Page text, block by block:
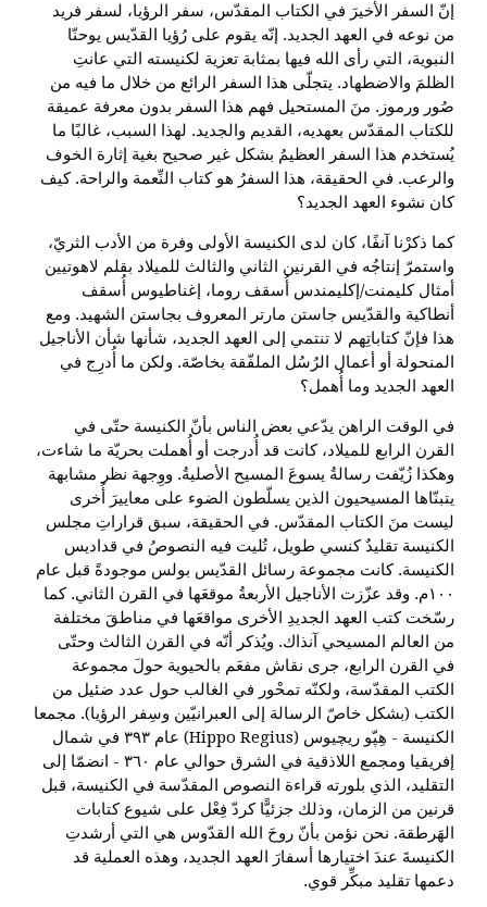
إنّ السفر الأخيرَ في الكتاب المقدّس، سفر الرؤيا، لسفر فريد
من نوعه في العهد الجديد. إنّه يقوم على رُؤيا القدّيس يوحنّا
النبوية، التي رأى الله فيها بمثابة تعزية لكنيسته التي عانتِ
الظلمَ والاضطهاد. يتجلّى هذا السفر الرائع من خلال ما فيه من
صُور ورموز. منَ المستحيل فهم هذا السفر بدون معرفة عميقة
للكتاب المقدّس بعهديه، القديم والجديد. لهذا السبب، غالبًا ما
يُستخدم هذا السفر العظيمُ بشكل غير صحيح بغية إثارة الخوف
والرعب. في الحقيقة، هذا السفرُ هو كتاب النِّعمة والراحة. كيف
كان نشوء العهد الجديد؟
كما ذكرْنا آنفًا، كان لدى الكنيسة الأولى وفرة من الأدب الثريّ،
واستمرّ إنتاجُه في القرنين الثاني والثالث للميلاد بقلم لاهوتيين
أمثال كليمنت/إكليمندس أُسقف روما، إغناطيوس أُسقف
أنطاكية والقدّيس جاستن مارتر المعروف بجاستن الشهيد. ومع
هذا فإنّ كتاباتِهم لا تنتمي إلى العهد الجديد، شأنها شأن الأناجيل
المنحولة أو أعمال الرُسُل الملفّقة بخاصّة. ولكن ما أُدرِج في
العهد الجديد وما أُهمل؟
في الوقت الراهن يدّعي بعض الناس بأنّ الكنيسة حتّى في
القرن الرابع للميلاد، كانت قد أُدرجت أو أُهملت بحريّة ما شاءت،
وهكذا زُيّفت رسالةُ يسوعَ المسيح الأصليةُ. ووِجهة نظر مشابهة
يتبنّاها المسيحيون الذين يسلّطون الضوء على معاييرَ أُخرى
ليست منَ الكتاب المقدّس. في الحقيقة، سبق قراراتِ مجلس
الكنيسة تقليدٌ كنسي طويل، تُليت فيه النصوصُ في قداديس
الكنيسة. كانت مجموعة رسائل القدّيس بولس موجودةً قبل عام
١٠٠م. وقد عزّزت الأناجيل الأربعةُ موقعَها في القرن الثاني. كما
رسّخت كتب العهد الجديدِ الأخرى مواقعَها في مناطقَ مختلفة
من العالم المسيحي آنذاك. ويُذكر أنّه في القرن الثالث وحتّى
في القرن الرابع، جرى نقاش مفعَم بالحيوية حولَ مجموعة
الكتب المقدّسة، ولكنّه تمحْور في الغالب حول عدد ضئيل من
الكتب (بشكل خاصّ الرسالة إلى العبرانيّين وسِفر الرؤيا). مجمعا
الكنيسة - هِپّو ريچيوس (Hippo Regius) عام ٣٩٣ في شمال
إفريقيا ومجمع اللاذقية في الشرق حوالي عام ٣٦٠ - انضمّا إلى
التقليد، الذي بلورته قراءة النصوص المقدّسة في الكنيسة، قبل
قرنين من الزمان، وذلك جزئيًّا كردّ فِعْل على شيوع كتابات
الهَرطقة. نحن نؤمن بأنّ روحَ الله القدّوس هي التي أرشدتِ
الكنيسةَ عندَ اختيارها أسفارَ العهد الجديد، وهذه العملية قد
دعمها تقليد مبكِّر قوي.